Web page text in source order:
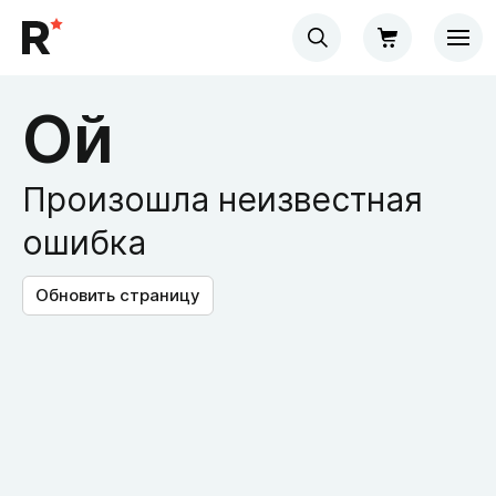
Ой
Произошла неизвестная
ошибка
Обновить страницу